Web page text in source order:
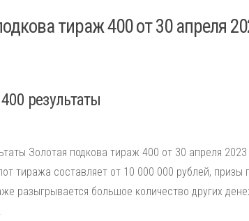
тираж 400 от 30 апреля
результаты
Золотая подкова тираж 400 от 30 апреля 2023
тиража составляет от 10 000 000 рублей,
разыгрывается большое количество других